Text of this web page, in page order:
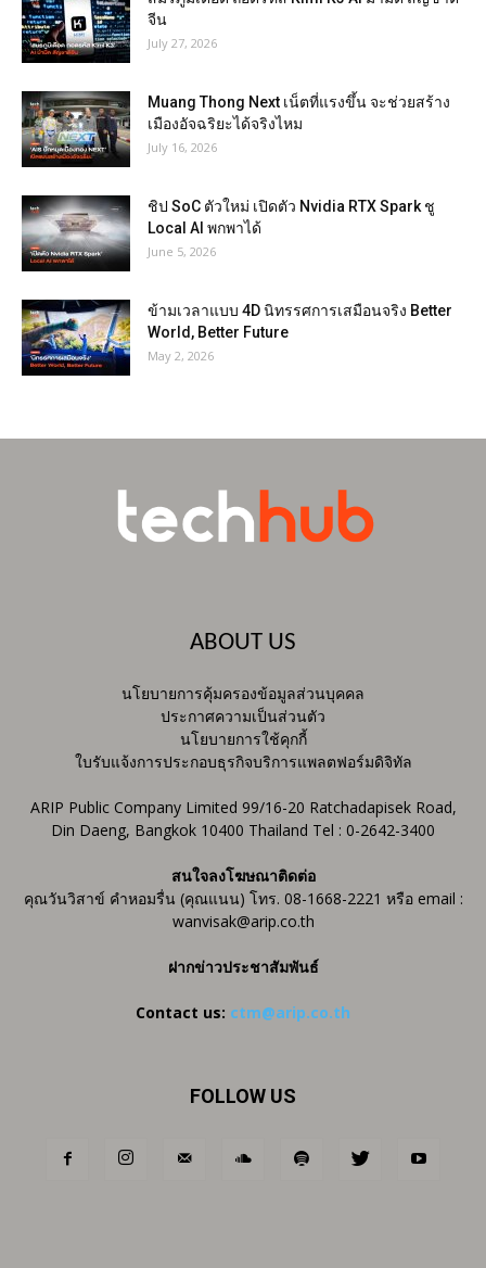
จีน
July 27, 2026
Muang Thong Next เน็ตที่แรงขึ้น จะช่วยสร้าง
เมืองอัจฉริยะได้จริงไหม
July 16, 2026
ชิป SoC ตัวใหม่ เปิดตัว Nvidia RTX Spark ชู
Local AI พกพาได้
June 5, 2026
ข้ามเวลาแบบ 4D นิทรรศการเสมือนจริง Better
World, Better Future
May 2, 2026
ABOUT US
นโยบายการคุ้มครองข้อมูลส่วนบุคคล
ประกาศความเป็นส่วนตัว
นโยบายการใช้คุกกี้
ใบรับแจ้งการประกอบธุรกิจบริการแพลตฟอร์มดิจิทัล
ARIP Public Company Limited 99/16-20 Ratchadapisek Road,
Din Daeng, Bangkok 10400 Thailand Tel : 0-2642-3400
สนใจลงโฆษณาติดต่อ
คุณวันวิสาข์ คำหอมรื่น (คุณแนน) โทร. 08-1668-2221 หรือ email :
wanvisak@arip.co.th
ฝากข่าวประชาสัมพันธ์
Contact us: ctm@arip.co.th
FOLLOW US